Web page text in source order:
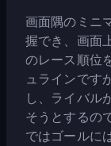
画面隅のミニ
握でき、画面
のレース順位
ュラインです
し、ライバル
そうとするの
ではゴールに